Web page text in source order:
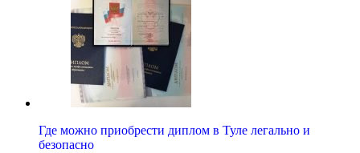
Где можно приобрести диплом в Туле легально и
безопасно